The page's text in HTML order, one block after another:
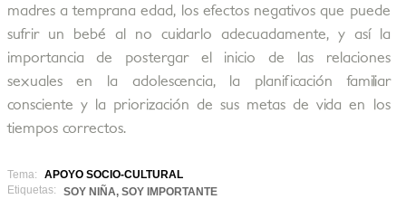
madres a temprana edad, los efectos negativos que puede
sufrir un bebé al no cuidarlo adecuadamente, y así la
importancia de postergar el inicio de las relaciones
sexuales en la adolescencia, la planificación familiar
consciente y la priorización de sus metas de vida en los
tiempos correctos.
Tema:
APOYO SOCIO-CULTURAL
Etiquetas:
SOY NIÑA, SOY IMPORTANTE